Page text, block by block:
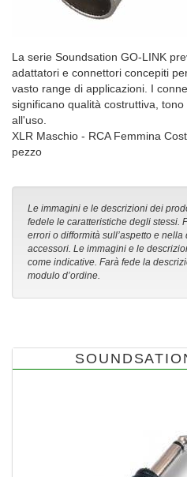
La serie Soundsation GO-LINK
adattatori e connettori concepiti
vasto range di applicazioni. I
significano qualità costruttiva,
all'uso.
XLR Maschio - RCA Femmina
pezzo
Le immagini e le descrizioni dei
fedele le caratteristiche degli stessi.
errori o difformità sull’aspetto e
accessori. Le immagini e le
come indicative. Farà fede la
modulo d’ordine.